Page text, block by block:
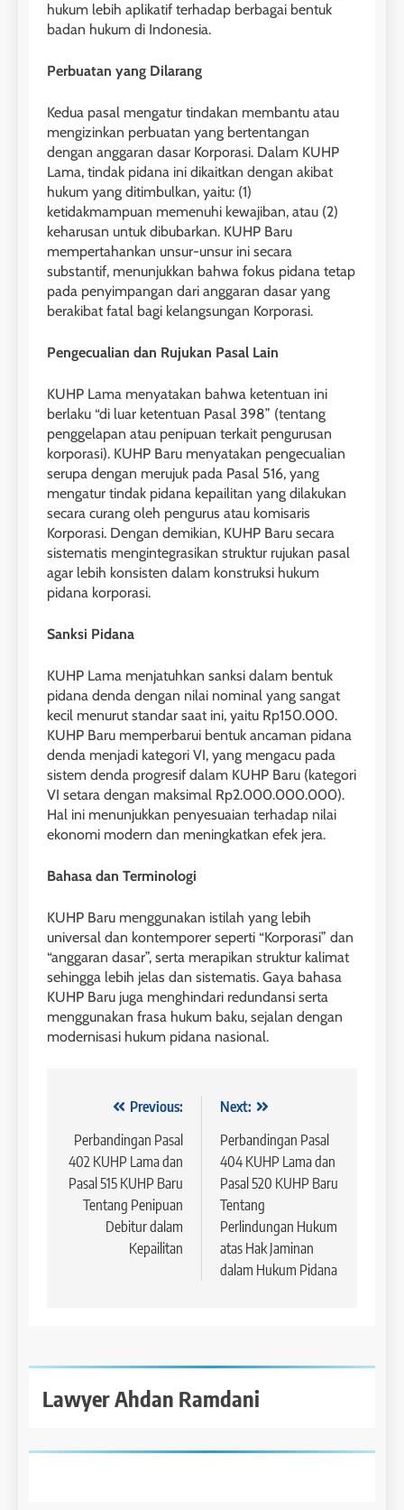
hukum lebih aplikatif terhadap berbagai bentuk
badan hukum di Indonesia.
Perbuatan yang Dilarang
Kedua pasal mengatur tindakan membantu atau
mengizinkan perbuatan yang bertentangan
dengan anggaran dasar Korporasi. Dalam KUHP
Lama, tindak pidana ini dikaitkan dengan akibat
hukum yang ditimbulkan, yaitu: (1)
ketidakmampuan memenuhi kewajiban, atau (2)
keharusan untuk dibubarkan. KUHP Baru
mempertahankan unsur-unsur ini secara
substantif, menunjukkan bahwa fokus pidana tetap
pada penyimpangan dari anggaran dasar yang
berakibat fatal bagi kelangsungan Korporasi.
Pengecualian dan Rujukan Pasal Lain
KUHP Lama menyatakan bahwa ketentuan ini
berlaku “di luar ketentuan Pasal 398” (tentang
penggelapan atau penipuan terkait pengurusan
korporasi). KUHP Baru menyatakan pengecualian
serupa dengan merujuk pada Pasal 516, yang
mengatur tindak pidana kepailitan yang dilakukan
secara curang oleh pengurus atau komisaris
Korporasi. Dengan demikian, KUHP Baru secara
sistematis mengintegrasikan struktur rujukan pasal
agar lebih konsisten dalam konstruksi hukum
pidana korporasi.
Sanksi Pidana
KUHP Lama menjatuhkan sanksi dalam bentuk
pidana denda dengan nilai nominal yang sangat
kecil menurut standar saat ini, yaitu Rp150.000.
KUHP Baru memperbarui bentuk ancaman pidana
denda menjadi kategori VI, yang mengacu pada
sistem denda progresif dalam KUHP Baru (kategori
VI setara dengan maksimal Rp2.000.000.000).
Hal ini menunjukkan penyesuaian terhadap nilai
ekonomi modern dan meningkatkan efek jera.
Bahasa dan Terminologi
KUHP Baru menggunakan istilah yang lebih
universal dan kontemporer seperti “Korporasi” dan
“anggaran dasar”, serta merapikan struktur kalimat
sehingga lebih jelas dan sistematis. Gaya bahasa
KUHP Baru juga menghindari redundansi serta
menggunakan frasa hukum baku, sejalan dengan
modernisasi hukum pidana nasional.
Navigasi
pos
Previous:
Perbandingan Pasal
402 KUHP Lama dan
Pasal 515 KUHP Baru
Tentang Penipuan
Debitur dalam
Kepailitan
Next:
Perbandingan Pasal
404 KUHP Lama dan
Pasal 520 KUHP Baru
Tentang
Perlindungan Hukum
atas Hak Jaminan
dalam Hukum Pidana
Lawyer Ahdan Ramdani